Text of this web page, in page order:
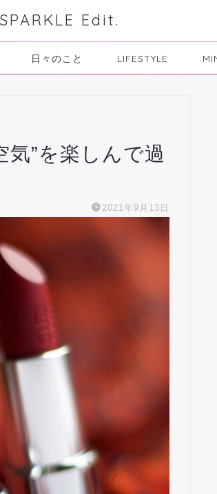
SPARKLE Edit.
日々のこと LIFESTYLE
”を楽しんで過
2021年9月13日